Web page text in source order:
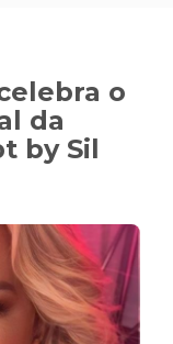
o
da
by Sil